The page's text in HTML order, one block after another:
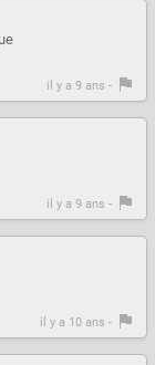
il y a 9 ans -
il y a 9 ans -
il y a 10 ans -